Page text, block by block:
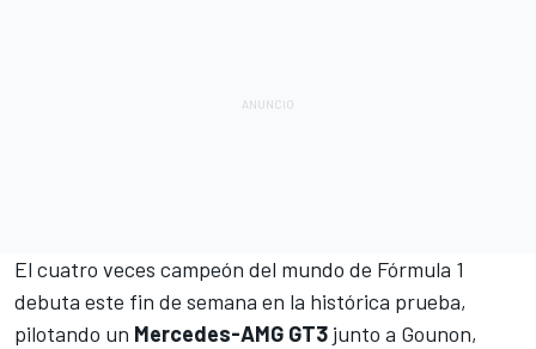
El cuatro veces campeón del mundo de Fórmula 1
debuta este fin de semana en la histórica prueba,
pilotando un Mercedes-AMG GT3 junto a Gounon,